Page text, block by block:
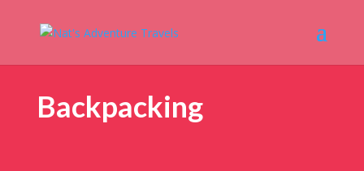
Backpacking